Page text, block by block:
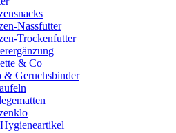
Nassfutter
Trockenfutter
& Co
& Geruchsbinder